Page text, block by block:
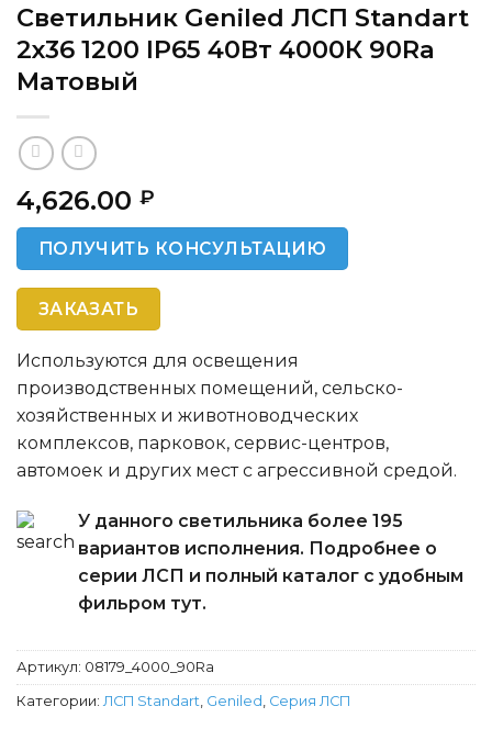
Светильник Geniled ЛСП Standart
2х36 1200 IP65 40Вт 4000К 90Ra
Матовый
4,626.00 ₽
ПОЛУЧИТЬ КОНСУЛЬТАЦИЮ
ЗАКАЗАТЬ
Используются для освещения
производственных помещений, сельско-
хозяйственных и животноводческих
комплексов, парковок, сервис-центров,
автомоек и других мест с агрессивной средой.
У данного светильника более 195
вариантов исполнения. Подробнее о
серии ЛСП и полный каталог с удобным
фильром тут.
Артикул: 08179_4000_90Ra
Категории:ЛСП Standart, Geniled , Серия ЛСП